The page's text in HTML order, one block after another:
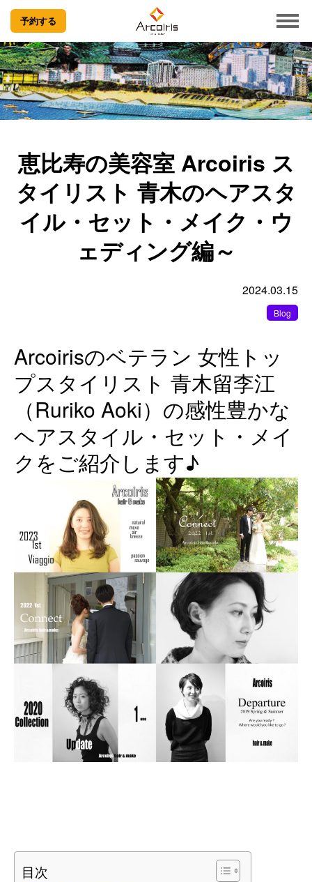
予約する
恵比寿の美容室 Arcoiris ス
タイリスト 青木のヘアスタ
イル・セット・メイク・ウ
ェディング編～
2024.03.15
Blog
Arcoirisのベテラン 女性トッ
プスタイリスト 青木留李江
（Ruriko Aoki）の感性豊かな
ヘアスタイル・セット・メイ
クをご紹介します♪
目次